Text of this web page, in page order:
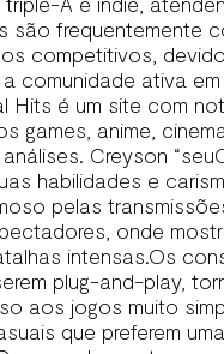
são frequentemente
competitivos,
comunidade ativa
Hits é um site com
games, anime,
Creyson
habilidades e
pelas
onde
intensas.Os
plug-and-play,
aos jogos muito
que preferem